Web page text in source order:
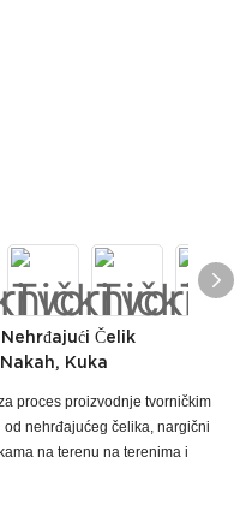
Čelik
Kuka
proces proizvodnje tvorničkim
nehrđajućeg čelika, nargični
na terenu na terenima i